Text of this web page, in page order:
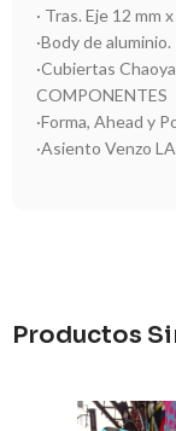
· Tras. Eje 12 mm
·Body de aluminio.
·Cubiertas
COMPONENTES
·Forma, Ahead y
·Asiento Venzo
Productos